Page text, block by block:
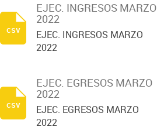
EJEC. INGRESOS MARZO
2022
EJEC. INGRESOS MARZO
2022
csv
EJEC. EGRESOS MARZO
2022
EJEC. EGRESOS MARZO
2022
csv